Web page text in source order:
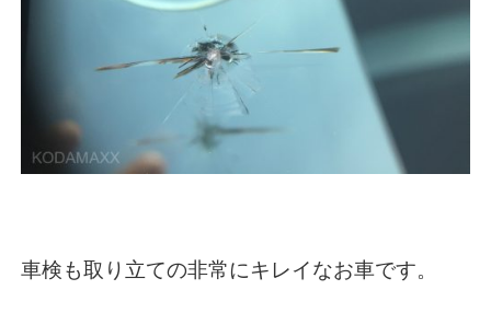
車検も取り立ての非常にキレイなお車です。